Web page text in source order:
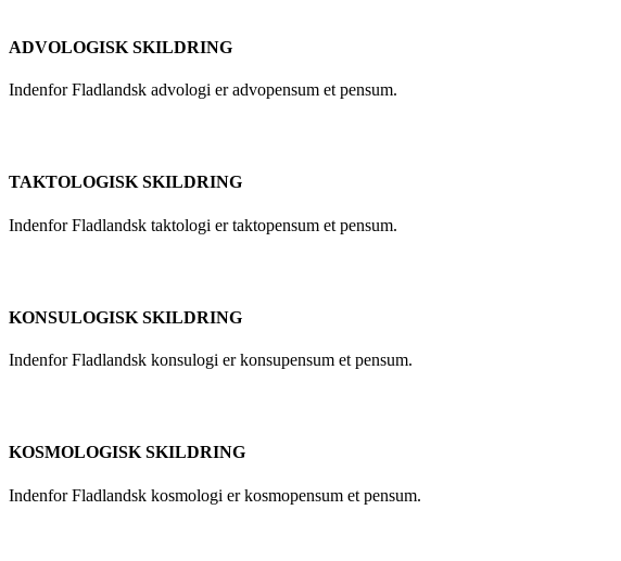
ADVOLOGISK SKILDRING
Indenfor Fladlandsk advologi er advopensum et pensum.
TAKTOLOGISK SKILDRING
Indenfor Fladlandsk taktologi er taktopensum et pensum.
KONSULOGISK SKILDRING
Indenfor Fladlandsk konsulogi er konsupensum et pensum.
KOSMOLOGISK SKILDRING
Indenfor Fladlandsk kosmologi er kosmopensum et pensum.